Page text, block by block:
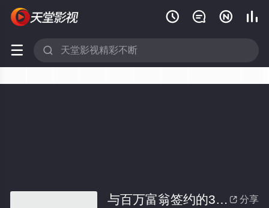
   
 
 分享
与百万富翁签约的300天记录